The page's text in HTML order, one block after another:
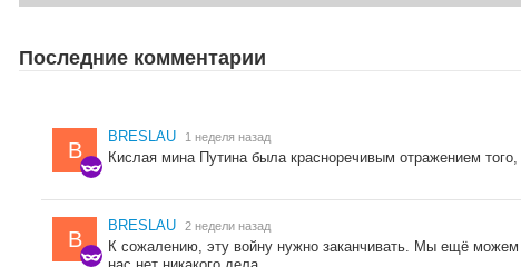
Последние комментарии
B
BRESLAU 1 неделя назад
Кислая мина Путина была красноречивым отражением того,
B
BRESLAU 2 недели назад
К сожалению, эту войну нужно заканчивать. Мы ещё